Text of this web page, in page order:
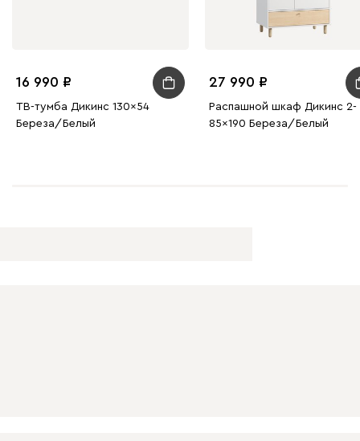
16 990
ТВ-тумба Дикинс 130x54
Береза/Белый
27 990
Распашной шкаф Дикинс 2-
85x190 Береза/Белый